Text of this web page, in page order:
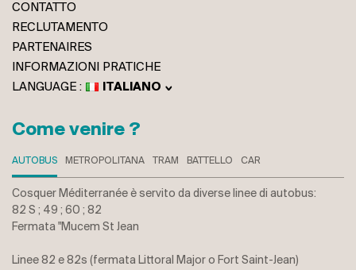
CONTATTO
RECLUTAMENTO
PARTENAIRES
INFORMAZIONI PRATICHE
ITALIANO
ENGLISH
Come venire ?
AUTOBUS METROPOLITANA TRAM BATTELLO CAR
Cosquer Méditerranée è servito da diverse linee di autobus:
82 S ; 49 ; 60 ; 82
Fermata "Mucem St Jean
Linee 82 e 82s (fermata Littoral Major o Fort Saint-Jean)